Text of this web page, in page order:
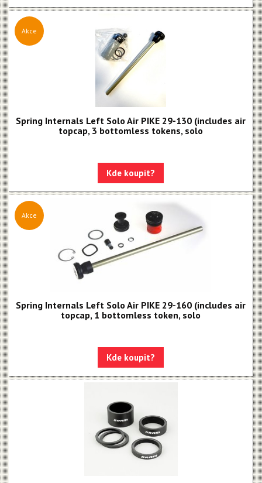
Akce
Spring Internals Left Solo Air PIKE 29-130 (includes air
topcap, 3 bottomless tokens, solo
Kde koupit?
Akce
Spring Internals Left Solo Air PIKE 29-160 (includes air
topcap, 1 bottomless token, solo
Kde koupit?